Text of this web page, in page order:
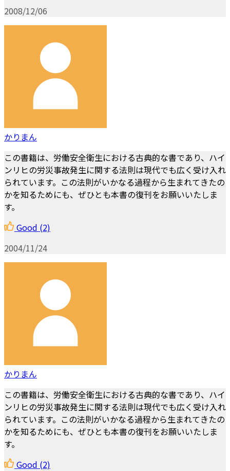
2008/12/06
かりまん
この書籍は、労働安全衛生における古典的な書であり、ハイ
ンリヒの労災事故発生に関する法則は現代でも広く受け入れ
られています。この法則がいかなる過程から生まれてきたの
かを知るためにも、ぜひとも本書の復刊をお願いいたしま
す。
Good (2)
2004/11/24
かりまん
この書籍は、労働安全衛生における古典的な書であり、ハイ
ンリヒの労災事故発生に関する法則は現代でも広く受け入れ
られています。この法則がいかなる過程から生まれてきたの
かを知るためにも、ぜひとも本書の復刊をお願いいたしま
す。
Good (2)